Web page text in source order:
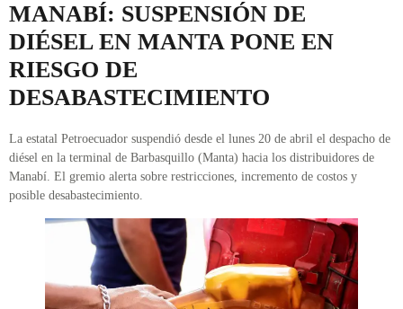
MANABÍ: SUSPENSIÓN DE
DIÉSEL EN MANTA PONE EN
RIESGO DE
DESABASTECIMIENTO
La estatal Petroecuador suspendió desde el lunes 20 de abril el despacho de
diésel en la terminal de Barbasquillo (Manta) hacia los distribuidores de
Manabí. El gremio alerta sobre restricciones, incremento de costos y
posible desabastecimiento.